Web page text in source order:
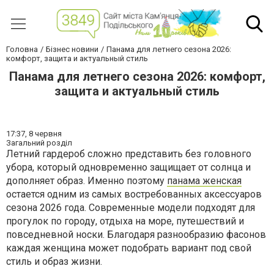
Головна Бізнес новини
Панама для летнего сезона 2026:
комфорт, защита и актуальный стиль
Панама для летнего сезона 2026: комфорт,
защита и актуальный стиль
17:37, 8 червня
Загальний розділ
Летний гардероб сложно представить без головного
убора, который одновременно защищает от солнца и
дополняет образ. Именно поэтому панама женская
остается одним из самых востребованных аксессуаров
сезона 2026 года. Современные модели подходят для
прогулок по городу, отдыха на море, путешествий и
повседневной носки. Благодаря разнообразию фасонов
каждая женщина может подобрать вариант под свой
стиль и образ жизни.